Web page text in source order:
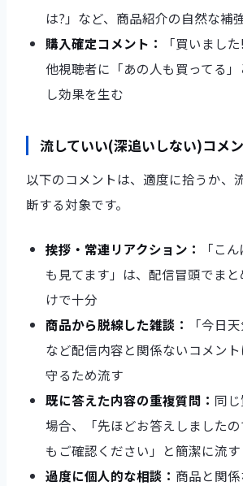
は?」など、商品紹介の自然な補
購入確定コメント：
「買いまし
他視聴者に「あの人も買ってる
し効果を生む
流していい(深追いしない)コメ
以下のコメントは、適度に拾うか、
断する対象です。
挨拶・常連リアクション：
「こ
も見てます」は、配信冒頭でま
けで十分
商品から脱線した雑談：
「今日
など配信内容と関係ないコメン
守るため流す
既に答えた内容の重複質問： 同
場合、「先ほどお答えしました
もご確認ください」と簡潔に流す
過度に個人的な相談： 商品と関